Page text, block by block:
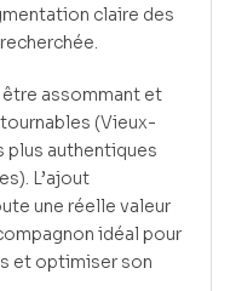
claire des
être assommant et
(Vieux-
plus authentiques
L’ajout
une réelle valeur
idéal pour
et optimiser son